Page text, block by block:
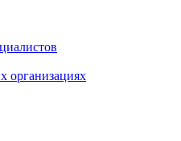
организациях